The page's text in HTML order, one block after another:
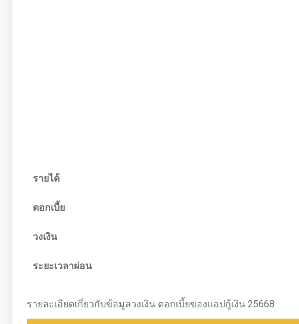
รายได้
ดอกเบี้ย
วงเงิน
ระยะเวลาผ่อน
รายละเอียดเกี่ยวกับข้อมูลวงเงิน ดอกเบี้ยของแอปกู้เงิน 25668